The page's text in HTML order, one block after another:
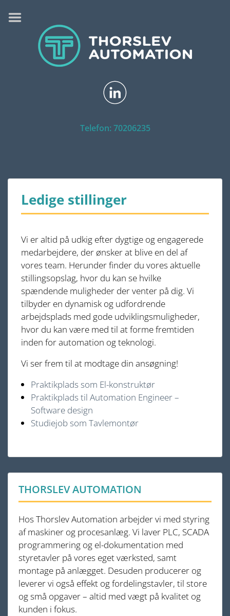
Telefon: 70206235
Ledige stillinger
Vi er altid på udkig efter dygtige og engagerede
medarbejdere, der ønsker at blive en del af
vores team. Herunder finder du vores aktuelle
stillingsopslag, hvor du kan se hvilke
spændende muligheder der venter på dig. Vi
tilbyder en dynamisk og udfordrende
arbejdsplads med gode udviklingsmuligheder,
hvor du kan være med til at forme fremtiden
inden for automation og teknologi.
Vi ser frem til at modtage din ansøgning!
Praktikplads som El-konstruktør
Praktikplads til Automation Engineer –
Software design
Studiejob som Tavlemontør
THORSLEV AUTOMATION
Hos Thorslev Automation arbejder vi med styring
af maskiner og procesanlæg. Vi laver PLC, SCADA
programmering og el-dokumentation med
styretavler på vores eget værksted, samt
montage på anlægget. Desuden producerer og
leverer vi også effekt og fordelingstavler, til store
og små opgaver – altid med vægt på kvalitet og
kunden i fokus.
FORSIDE
YDELSER
SAMARBEJDE